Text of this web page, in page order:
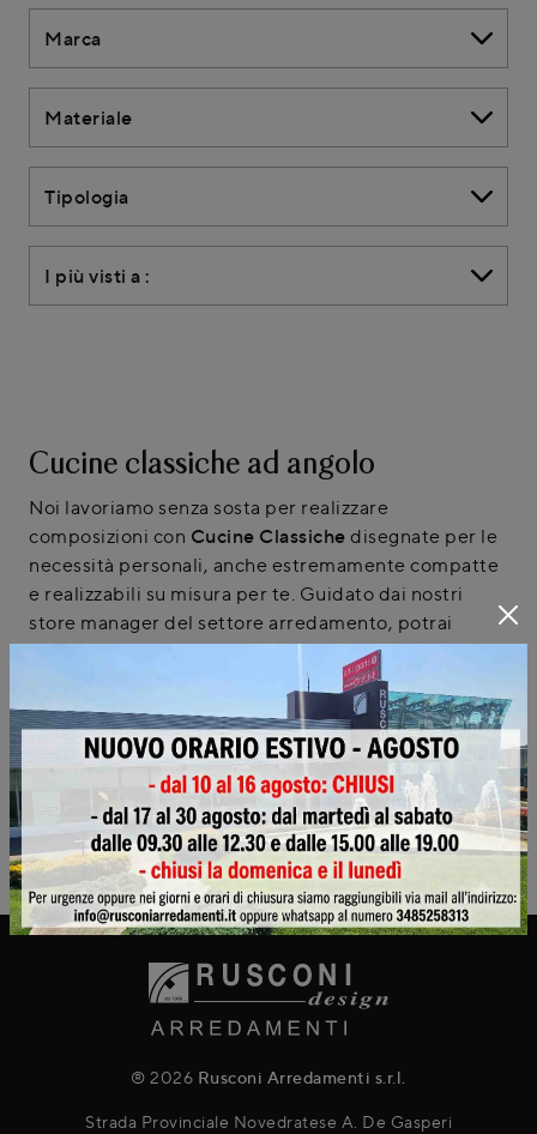
Marca
Materiale
Tipologia
I più visti a :
Cucine classiche ad angolo
Noi lavoriamo senza sosta per realizzare
composizioni con Cucine Classiche disegnate per le
necessità personali, anche estremamente compatte
e realizzabili su misura per te. Guidato dai nostri
store manager del settore arredamento, potrai
risolvere problematiche di spazio e stile scegliendo
le composizioni studiate per te. Grazie alla affabilità
dei nostri arredatori potrai vedere le composizioni di
ottima qualità che fanno per te, senza dimenticare
quelle con Cucine Classichead angolo . Con lo scopo
di garantire l'occasione di ricreare un'ambientazione
adatta a te nei locali disponibili, offriamo una vasta
gamma di materiali attuali.
® 2026 Rusconi Arredamenti s.r.l.
Strada Provinciale Novedratese A. De Gasperi